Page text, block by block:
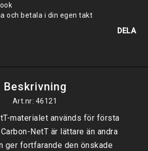
och betala i din egen takt
DELA
Beskrivning
Art.nr: 46121
materialet används för första
NetT är lättare än andra
ger fortfarande den önskade